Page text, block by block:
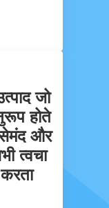
जो
होते
और
त्वचा